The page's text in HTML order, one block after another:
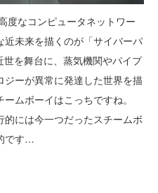
度なコンピュータネットワー
未来を描くのが「サイバーパ
を舞台に、蒸気機関やパイプ
ーが異常に発達した世界を描
ムボーイはこっちですね。
には今一つだったスチームボ
です…